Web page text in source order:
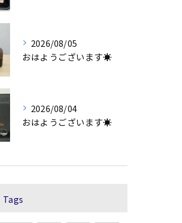
2026/08/05
おはようございます☀
2026/08/04
おはようございます☀
Tags